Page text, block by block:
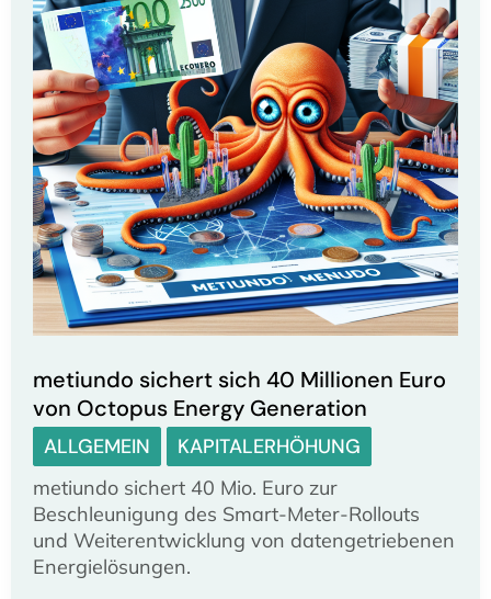
metiundo sichert sich 40 Millionen Euro
von Octopus Energy Generation
ALLGEMEIN KAPITALERHÖHUNG
metiundo sichert 40 Mio. Euro zur
Beschleunigung des Smart-Meter-Rollouts
und Weiterentwicklung von datengetriebenen
Energielösungen.